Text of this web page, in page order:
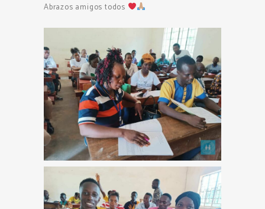
Abrazos amigos todos